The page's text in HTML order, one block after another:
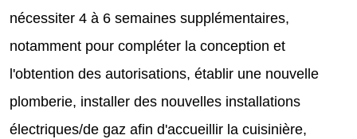
nécessiter 4 à 6 semaines supplémentaires,
notamment pour compléter la conception et
l'obtention des autorisations, établir une nouvelle
plomberie, installer des nouvelles installations
électriques/de gaz afin d'accueillir la cuisinière,